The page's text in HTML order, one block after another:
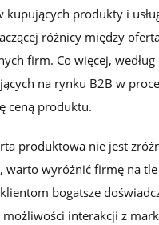
kupujących produkty i
różnicy między
firm. Co więcej,
na rynku B2B w
ceną produktu.
produktowa nie jest
warto wyróżnić firmę na
bogatsze
możliwości interakcji z